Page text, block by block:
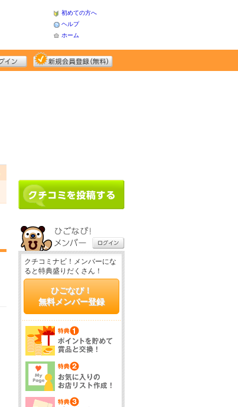
初めての方へ
ヘルプ
ホーム
クチコミナビ！メンバーにな
ると特典盛りだくさん！
ひごなび！
無料メンバー登録